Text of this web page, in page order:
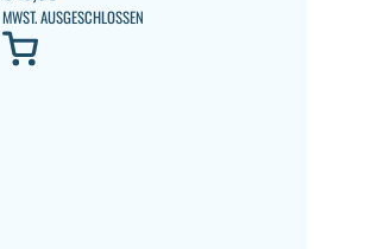
MWST. AUSGESCHLOSSEN